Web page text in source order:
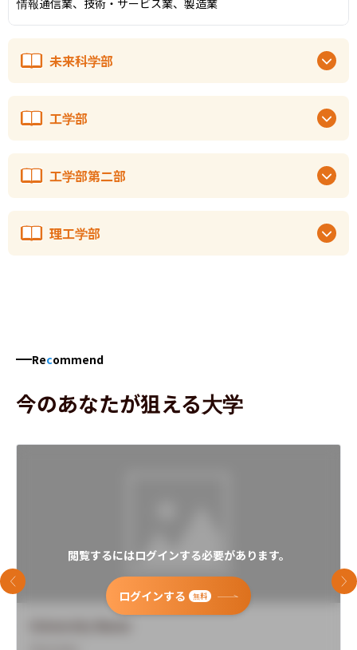
未来科学部
工学部
工学部第二部
理工学部
Recommend
今のあなたが狙える大学
閲覧するにはログインする必要があります。
ログインする 無料
前のスライド 次